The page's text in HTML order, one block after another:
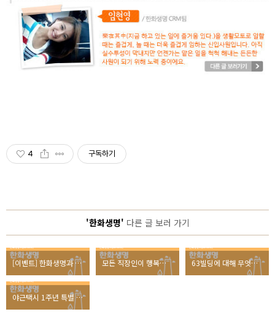
4 구독하기
'한화생명' 다른 글 보러 가기
[이벤트] 한화생명과 함께하는 63빌딩 퀴즈 풀고, 여름휴가 가자! 모든 직장인이 행복한 회식문화를 위해, <회식대첩>에 투표하세요! 63빌딩에 대해 무엇이든 물어보세요! 이벤트 당첨자 발표
야근택시 1주년 특별 인터뷰, 두 야그너의 탑승 사연은?